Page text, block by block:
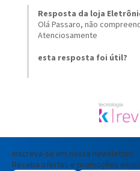
Resposta da loja
Olá Passaro, não
Atenciosamente
esta resposta foi útil?
Inscreva-se em nossa newsletter!
Receba ofertas e promoções